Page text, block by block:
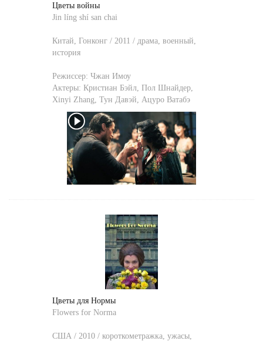
Цветы войны
Jin líng shí san chai
Китай, Гонконг / 2011 / драма, военный,
история
Режиссер: Чжан Имоу
Актеры: Кристиан Бэйл Пол Шнайдер
Xinyi Zhang Тун Давэй Ацуро Ватабэ
Цветы для Нормы
Flowers for Norma
США / 2010 / короткометражка, ужасы,